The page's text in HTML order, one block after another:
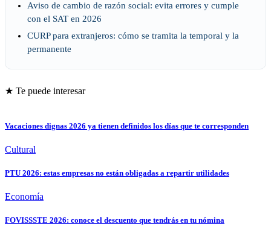
Aviso de cambio de razón social: evita errores y cumple
con el SAT en 2026
CURP para extranjeros: cómo se tramita la temporal y la
permanente
★ Te puede interesar
Vacaciones dignas 2026 ya tienen definidos los días que te corresponden
Cultural
PTU 2026: estas empresas no están obligadas a repartir utilidades
Economía
FOVISSSTE 2026: conoce el descuento que tendrás en tu nómina